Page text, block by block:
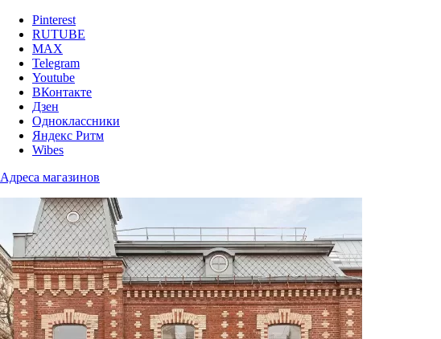
Pinterest
RUTUBE
MAX
Telegram
Youtube
ВКонтакте
Дзен
Одноклассники
Яндекс Ритм
Wibes
Адреса магазинов